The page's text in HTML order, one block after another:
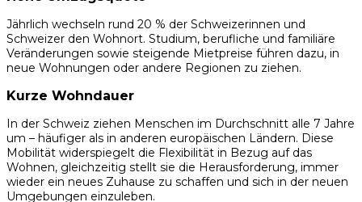
Jährlich wechseln rund 20 % der Schweizerinnen und
Schweizer den Wohnort. Studium, berufliche und familiäre
Veränderungen sowie steigende Mietpreise führen dazu, in
neue Wohnungen oder andere Regionen zu ziehen.
Kurze Wohndauer
In der Schweiz ziehen Menschen im Durchschnitt alle 7 Jahre
um – häufiger als in anderen europäischen Ländern. Diese
Mobilität widerspiegelt die Flexibilität in Bezug auf das
Wohnen, gleichzeitig stellt sie die Herausforderung, immer
wieder ein neues Zuhause zu schaffen und sich in der neuen
Umgebungen einzuleben.